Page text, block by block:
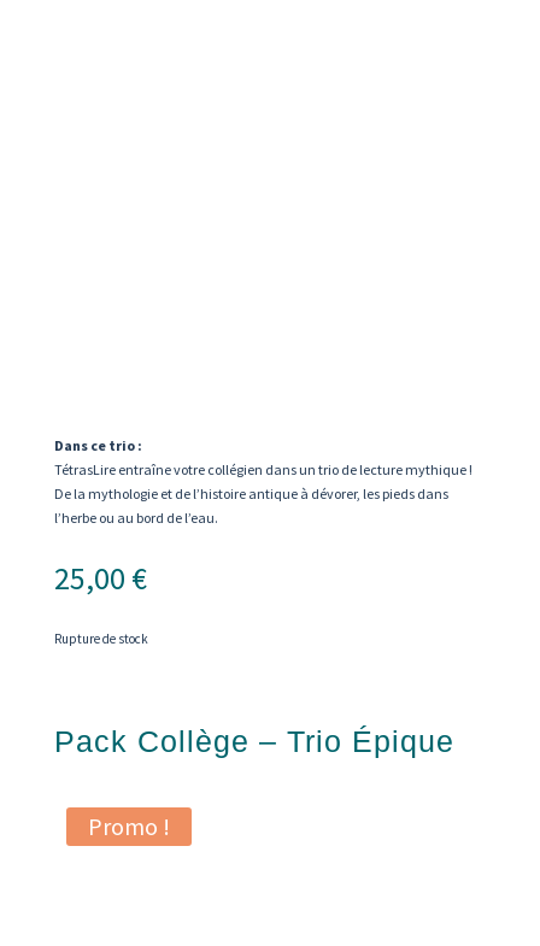
Dans ce trio :
TétrasLire entraîne votre collégien dans un trio de lecture mythique !
De la mythologie et de l’histoire antique à dévorer, les pieds dans
l’herbe ou au bord de l’eau.
25,00 €
Rupture de stock
Pack Collège – Trio Épique
Promo !